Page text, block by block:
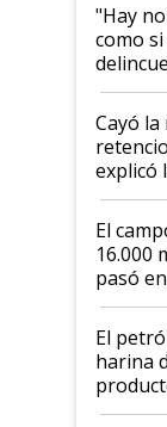
"Hay
como
al
habló
Cayó
explicó
El
16.000
pasó
El
harina
el agro